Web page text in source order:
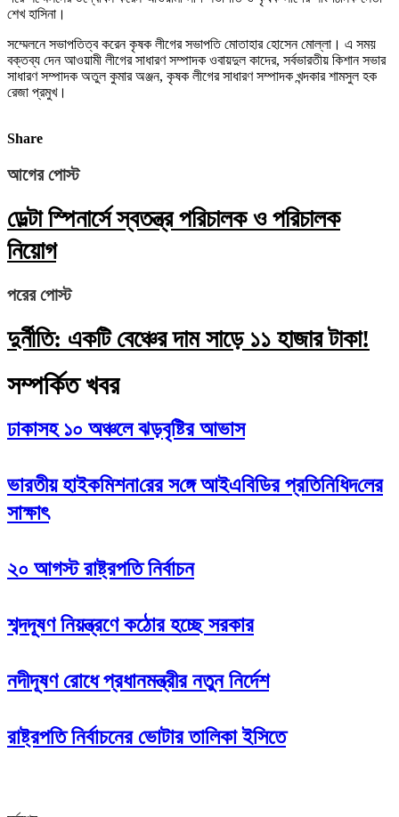
শেখ হাসিনা।
সম্মেলনে সভাপতিত্ব করেন কৃষক লীগের সভাপতি মোতাহার হোসেন মোল্লা। এ সময়
বক্তব্য দেন আওয়ামী লীগের সাধারণ সম্পাদক ওবায়দুল কাদের, সর্বভারতীয় কিশান সভার
সাধারণ সম্পাদক অতুল কুমার অঞ্জন, কৃষক লীগের সাধারণ সম্পাদক খন্দকার শামসুল হক
রেজা প্রমুখ।
Share
আগের পোস্ট
ডেল্টা স্পিনার্সে স্বতন্ত্র পরিচালক ও পরিচালক
নিয়োগ
পরের পোস্ট
দুর্নীতি: একটি বেঞ্চের দাম সাড়ে ১১ হাজার টাকা!
সম্পর্কিত খবর
ঢাকাসহ ১০ অঞ্চলে ঝড়বৃষ্টির আভাস
ভারতীয় হাইক‌মিশনা‌রের স‌ঙ্গে আইএবিডির প্রতি‌নি‌ধিদ‌লের
সাক্ষাৎ
২০ আগস্ট রাষ্ট্রপতি নির্বাচন
শব্দদূষণ নিয়ন্ত্রণে কঠোর হচ্ছে সরকার
নদীদূষণ রোধে প্রধানমন্ত্রীর নতুন নির্দেশ
রাষ্ট্রপতি নির্বাচনের ভোটার তালিকা ইসিতে